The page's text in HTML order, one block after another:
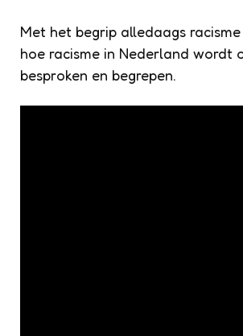
Met het begrip alledaags
hoe racisme in Nederland wordt
besproken en begrepen.